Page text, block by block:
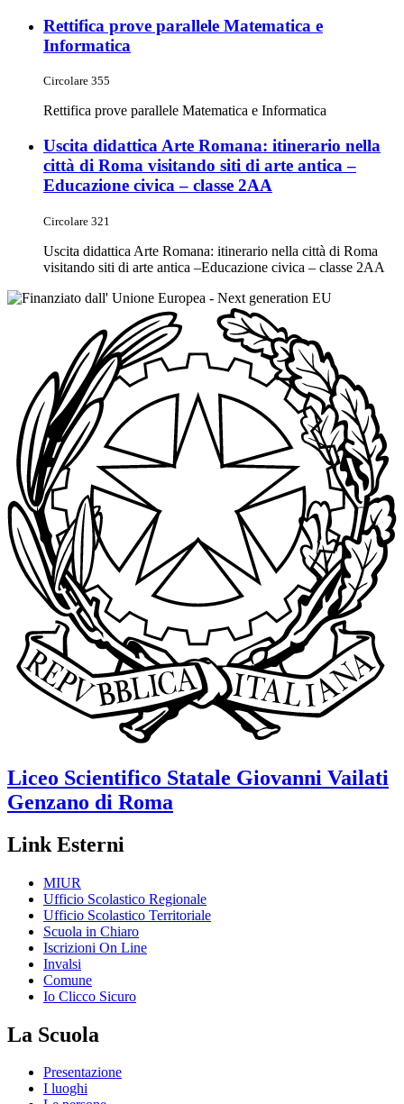
Rettifica prove parallele Matematica e
Informatica
Circolare 355
Rettifica prove parallele Matematica e Informatica
Uscita didattica Arte Romana: itinerario nella
città di Roma visitando siti di arte antica –
Educazione civica – classe 2AA
Circolare 321
Uscita didattica Arte Romana: itinerario nella città di Roma
visitando siti di arte antica –Educazione civica – classe 2AA
Liceo Scientifico Statale Giovanni Vailati
Genzano di Roma
Link Esterni
MIUR
Ufficio Scolastico Regionale
Ufficio Scolastico Territoriale
Scuola in Chiaro
Iscrizioni On Line
Invalsi
Comune
Io Clicco Sicuro
La Scuola
Presentazione
I luoghi